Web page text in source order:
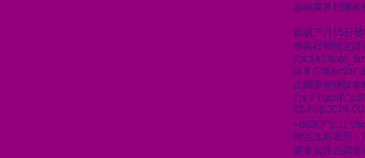
金融業界把握銀
銀債下月15日
售銀行和指定證
止調查壹傳媒事
05 Aug 2026
特區政府表示，
審查員終止調查